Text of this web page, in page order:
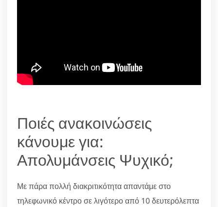
Ποιές ανακοινώσεις
κάνουμε για:
Απολυμάνσεις Ψυχικό;
Με πάρα πολλή διακριτικότητα απαντάμε στο
τηλεφωνικό κέντρο σε λιγότερο από 10 δευτερόλεπτα